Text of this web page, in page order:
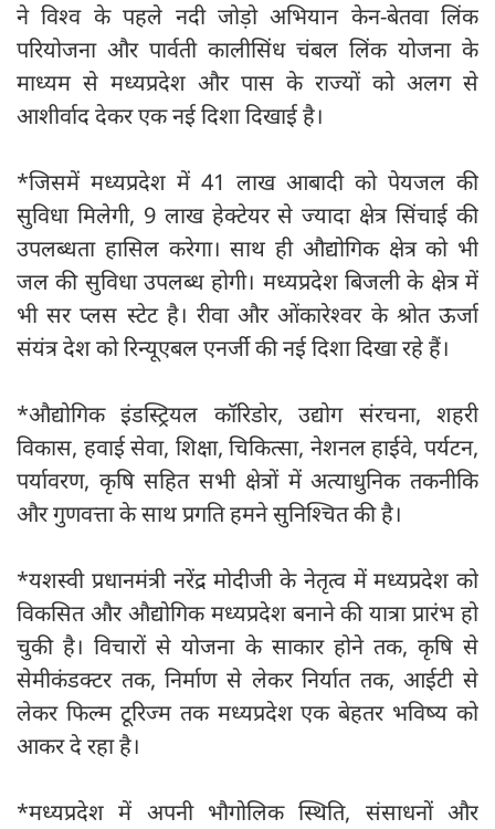
ने विश्व के पहले नदी जोड़ो अभियान केन-बेतवा लिंक
परियोजना और पार्वती कालीसिंध चंबल लिंक योजना के
माध्यम से मध्यप्रदेश और पास के राज्यों को अलग से
आशीर्वाद देकर एक नई दिशा दिखाई है।
*जिसमें मध्यप्रदेश में 41 लाख आबादी को पेयजल की
सुविधा मिलेगी, 9 लाख हेक्टेयर से ज्यादा क्षेत्र सिंचाई की
उपलब्धता हासिल करेगा। साथ ही औद्योगिक क्षेत्र को भी
जल की सुविधा उपलब्ध होगी। मध्यप्रदेश बिजली के क्षेत्र में
भी सर प्लस स्टेट है। रीवा और ओंकारेश्वर के श्रोत ऊर्जा
संयंत्र देश को रिन्यूएबल एनर्जी की नई दिशा दिखा रहे हैं।
*औद्योगिक इंडस्ट्रियल कॉरिडोर, उद्योग संरचना, शहरी
विकास, हवाई सेवा, शिक्षा, चिकित्सा, नेशनल हाईवे, पर्यटन,
पर्यावरण, कृषि सहित सभी क्षेत्रों में अत्याधुनिक तकनीकि
और गुणवत्ता के साथ प्रगति हमने सुनिश्चित की है।
*यशस्वी प्रधानमंत्री नरेंद्र मोदीजी के नेतृत्व में मध्यप्रदेश को
विकसित और औद्योगिक मध्यप्रदेश बनाने की यात्रा प्रारंभ हो
चुकी है। विचारों से योजना के साकार होने तक, कृषि से
सेमीकंडक्टर तक, निर्माण से लेकर निर्यात तक, आईटी से
लेकर फिल्म टूरिज्म तक मध्यप्रदेश एक बेहतर भविष्य को
आकर दे रहा है।
*मध्यप्रदेश में अपनी भौगोलिक स्थिति, संसाधनों और